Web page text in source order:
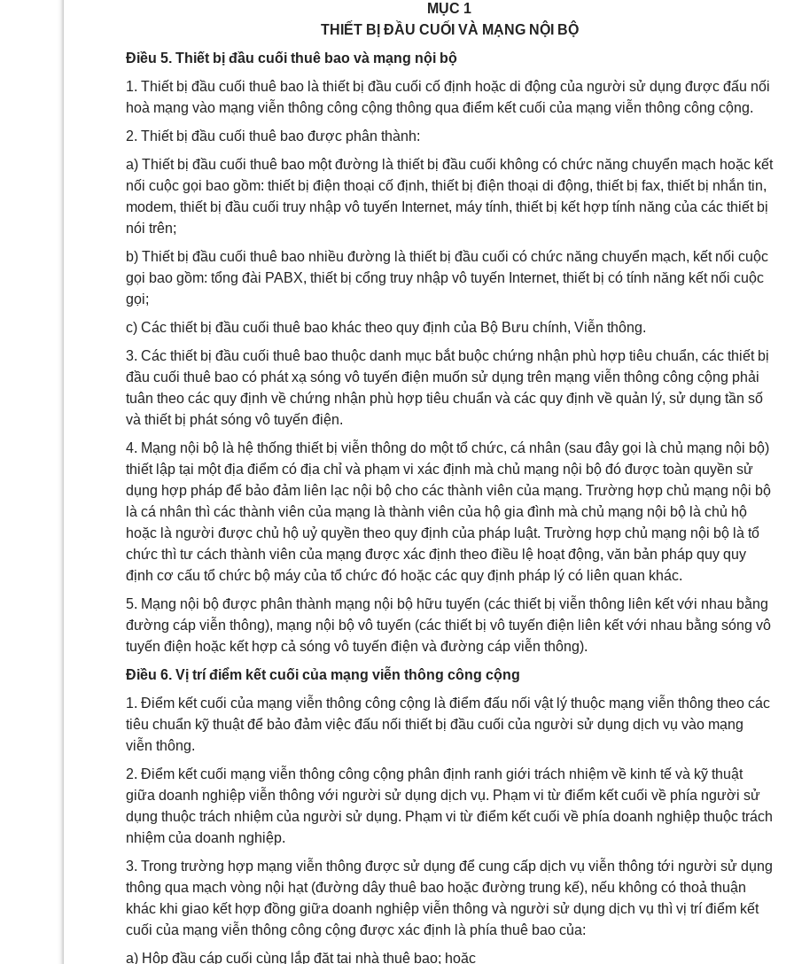
MỤC 1
THIẾT BỊ ĐẦU CUỐI VÀ MẠNG NỘI BỘ
Điều 5. Thiết bị đầu cuối thuê bao và mạng nội bộ
1. Thiết bị đầu cuối thuê bao là thiết bị đầu cuối cố định hoặc di động của người sử dụng được đấu nối
hoà mạng vào mạng viễn thông công cộng thông qua điểm kết cuối của mạng viễn thông công cộng.
2. Thiết bị đầu cuối thuê bao được phân thành:
a) Thiết bị đầu cuối thuê bao một đường là thiết bị đầu cuối không có chức năng chuyển mạch hoặc kết
nối cuộc gọi bao gồm: thiết bị điện thoại cố định, thiết bị điện thoại di động, thiết bị fax, thiết bị nhắn tin,
modem, thiết bị đầu cuối truy nhập vô tuyến Internet, máy tính, thiết bị kết hợp tính năng của các thiết bị
nói trên;
b) Thiết bị đầu cuối thuê bao nhiều đường là thiết bị đầu cuối có chức năng chuyển mạch, kết nối cuộc
gọi bao gồm: tổng đài PABX, thiết bị cổng truy nhập vô tuyến Internet, thiết bị có tính năng kết nối cuộc
gọi;
c) Các thiết bị đầu cuối thuê bao khác theo quy định của Bộ Bưu chính, Viễn thông.
3. Các thiết bị đầu cuối thuê bao thuộc danh mục bắt buộc chứng nhận phù hợp tiêu chuẩn, các thiết bị
đầu cuối thuê bao có phát xạ sóng vô tuyến điện muốn sử dụng trên mạng viễn thông công cộng phải
tuân theo các quy định về chứng nhận phù hợp tiêu chuẩn và các quy định về quản lý, sử dụng tần số
và thiết bị phát sóng vô tuyến điện.
4. Mạng nội bộ là hệ thống thiết bị viễn thông do một tổ chức, cá nhân (sau đây gọi là chủ mạng nội bộ)
thiết lập tại một địa điểm có địa chỉ và phạm vi xác định mà chủ mạng nội bộ đó được toàn quyền sử
dụng hợp pháp để bảo đảm liên lạc nội bộ cho các thành viên của mạng. Trường hợp chủ mạng nội bộ
là cá nhân thì các thành viên của mạng là thành viên của hộ gia đình mà chủ mạng nội bộ là chủ hộ
hoặc là người được chủ hộ uỷ quyền theo quy định của pháp luật. Trường hợp chủ mạng nội bộ là tổ
chức thì tư cách thành viên của mạng được xác định theo điều lệ hoạt động, văn bản pháp quy quy
định cơ cấu tổ chức bộ máy của tổ chức đó hoặc các quy định pháp lý có liên quan khác.
5. Mạng nội bộ được phân thành mạng nội bộ hữu tuyến (các thiết bị viễn thông liên kết với nhau bằng
đường cáp viễn thông), mạng nội bộ vô tuyến (các thiết bị vô tuyến điện liên kết với nhau bằng sóng vô
tuyến điện hoặc kết hợp cả sóng vô tuyến điện và đường cáp viễn thông).
Điều 6. Vị trí điểm kết cuối của mạng viễn thông công cộng
1. Điểm kết cuối của mạng viễn thông công cộng là điểm đấu nối vật lý thuộc mạng viễn thông theo các
tiêu chuẩn kỹ thuật để bảo đảm việc đấu nối thiết bị đầu cuối của người sử dụng dịch vụ vào mạng
viễn thông.
2. Điểm kết cuối mạng viễn thông công cộng phân định ranh giới trách nhiệm về kinh tế và kỹ thuật
giữa doanh nghiệp viễn thông với người sử dụng dịch vụ. Phạm vi từ điểm kết cuối về phía người sử
dụng thuộc trách nhiệm của người sử dụng. Phạm vi từ điểm kết cuối về phía doanh nghiệp thuộc trách
nhiệm của doanh nghiệp.
3. Trong trường hợp mạng viễn thông được sử dụng để cung cấp dịch vụ viễn thông tới người sử dụng
thông qua mạch vòng nội hạt (đường dây thuê bao hoặc đường trung kế), nếu không có thoả thuận
khác khi giao kết hợp đồng giữa doanh nghiệp viễn thông và người sử dụng dịch vụ thì vị trí điểm kết
cuối của mạng viễn thông công cộng được xác định là phía thuê bao của:
a) Hộp đầu cáp cuối cùng lắp đặt tại nhà thuê bao; hoặc